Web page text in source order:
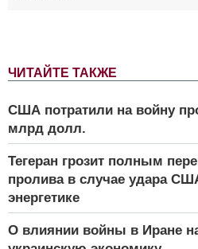
ЧИТАЙТЕ ТАКЖЕ
США потратили на войну
млрд долл.
Тегеран грозит полным
пролива в случае удара
энергетике
О влиянии войны в Иране